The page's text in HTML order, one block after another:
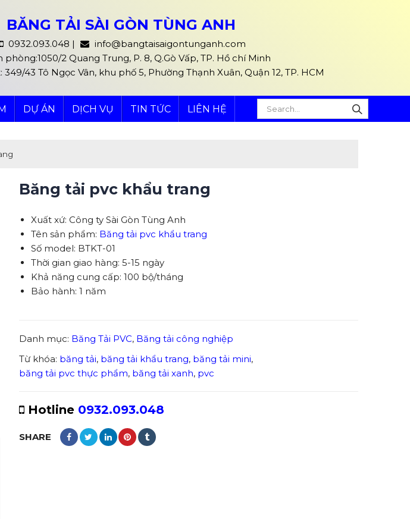
BĂNG TẢI SÀI GÒN TÙNG ANH
0932.093.048 |
info@bangtaisaigontunganh.com
phòng:1050/2 Quang Trung, P. 8, Q.Gò Vấp, TP. Hồ chí Minh
349/43 Tô Ngọc Vân, khu phố 5, Phường Thạnh Xuân, Quận 12, TP. HCM
DỰ ÁN DỊCH VỤ TIN TỨC LIÊN HỆ
Băng tải pvc khẩu trang
Xuất xứ: Công ty Sài Gòn Tùng Anh
Tên sản phẩm: Băng tải pvc khẩu trang
Số model: BTKT-01
Thời gian giao hàng: 5-15 ngày
Khả năng cung cấp: 100 bộ/tháng
Bảo hành: 1 năm
Danh mục: Băng Tải PVC, Băng tải công nghiệp
Từ khóa: băng tải, băng tải khẩu trang, băng tải mini,
băng tải pvc thực phẩm, băng tải xanh, pvc
Hotline 0932.093.048
SHARE